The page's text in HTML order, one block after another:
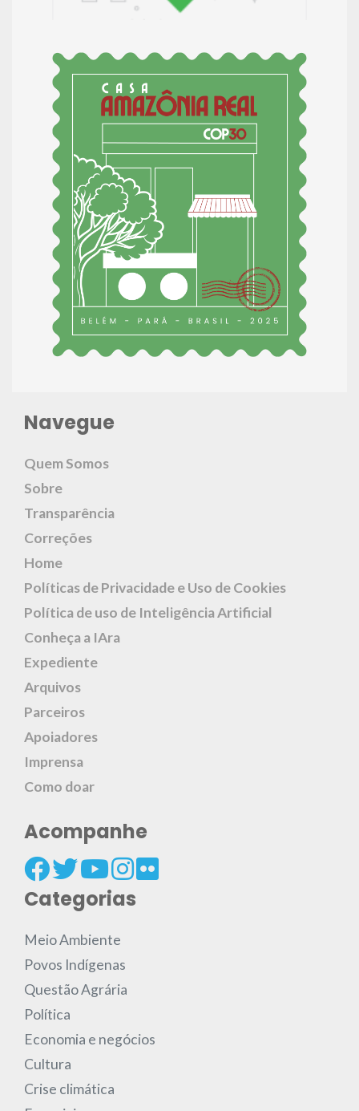
Navegue
Quem Somos
Sobre
Transparência
Correções
Home
Políticas de Privacidade e Uso de Cookies
Política de uso de Inteligência Artificial
Conheça a IAra
Expediente
Arquivos
Parceiros
Apoiadores
Imprensa
Como doar
Acompanhe
Categorias
Meio Ambiente
Povos Indígenas
Questão Agrária
Política
Economia e negócios
Cultura
Crise climática